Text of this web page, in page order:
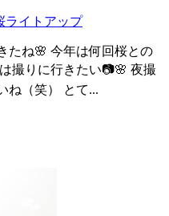
ライトアップ
たね🌸 今年は何回桜との
撮りに行きたい📷🌸 夜撮
ね（笑） とて...